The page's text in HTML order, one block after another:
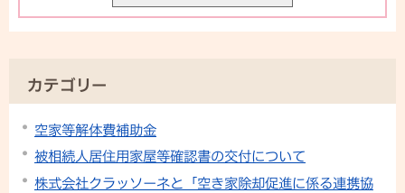
カテゴリー
空家等解体費補助金
被相続人居住用家屋等確認書の交付について
株式会社クラッソーネと「空き家除却促進に係る連携協